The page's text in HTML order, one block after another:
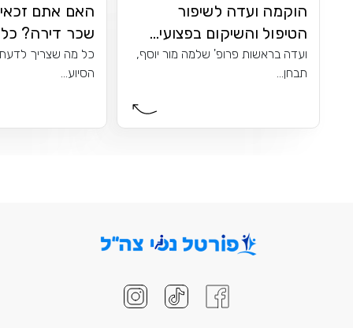
הוקמה ועדה לשיפור
הטיפול והשיקום בפצועי...
ועדה בראשות פרופ' שלמה מור יוסף,
תבחן...
האם אתם
שכר דירה?
כל מה שצריך
הסיוע...